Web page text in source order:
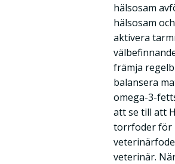
hälsosam
hälsosam
aktivera
främja
balansera
omega-3-
att se till att
torrfoder för
veterinär.